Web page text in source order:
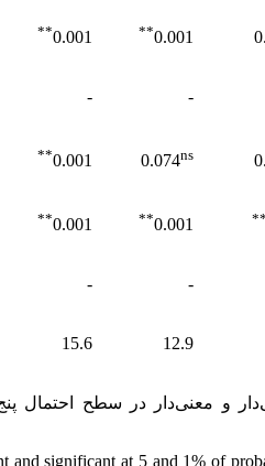
0.001
**
0.001
**
-
-
0.074ns
0.001
**
**
0.001
**
0.001
**
-
-
12.9
15.6
and significant at 5 and 1% of